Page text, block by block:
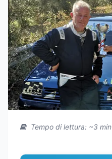
Tempo di lettura: ~3 min